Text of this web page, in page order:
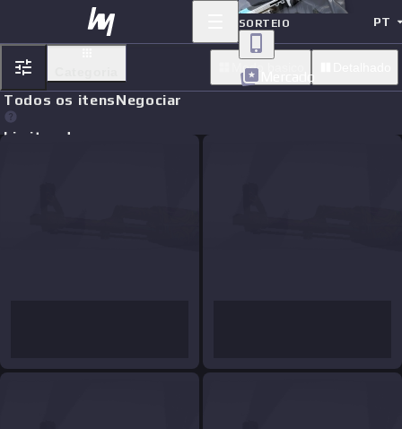
SORTEIO
Mercado
PT
Modo basico
Todos os itensNegociar
Limit orders